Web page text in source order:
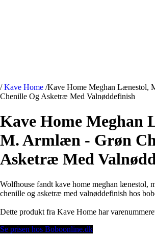
/ Kave Home /Kave Home Meghan Lænestol,
Chenille Og Asketræ Med Valnøddefinish
Kave Home Meghan
M. Armlæn - Grøn
Asketræ Med
Wolfhouse fandt kave home meghan lænestol,
chenille og asketræ med valnøddefinish hos
Dette produkt fra Kave Home har
Se prisen hos Boboonline.dk